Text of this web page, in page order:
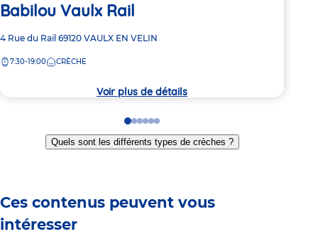
Babilou Vaulx Rail
Adresse
la
4 Rue du Rail 69120 VAULX EN VELIN
7:30-19:00 CRÈCHE
Voir plus de détails
Go
to
slide
Go
to
slide
Go
to
slide
Go
to
slide
Go
to
slide
Go
to
slide
Quels sont les différents types de crèches ?
Ces contenus peuvent vous
intéresser